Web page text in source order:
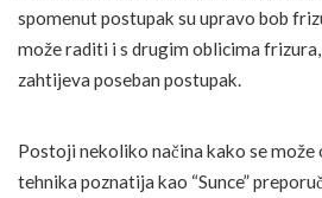
spomenut postupak su upravo bob
može raditi i s drugim oblicima
zahtijeva poseban postupak.
Postoji nekoliko načina kako se može
tehnika poznatija kao “Sunce”